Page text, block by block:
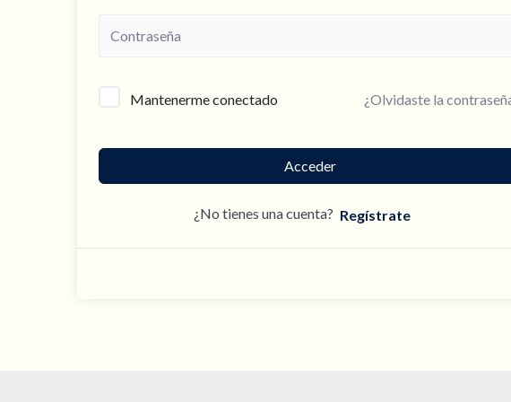
Mantenerme conectado ¿Olvidaste la
Acceder
¿No tienes una cuenta?